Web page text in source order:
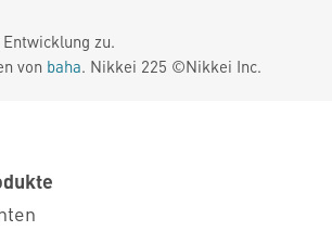
zu.
von baha. Nikkei 225 ©Nikkei Inc.